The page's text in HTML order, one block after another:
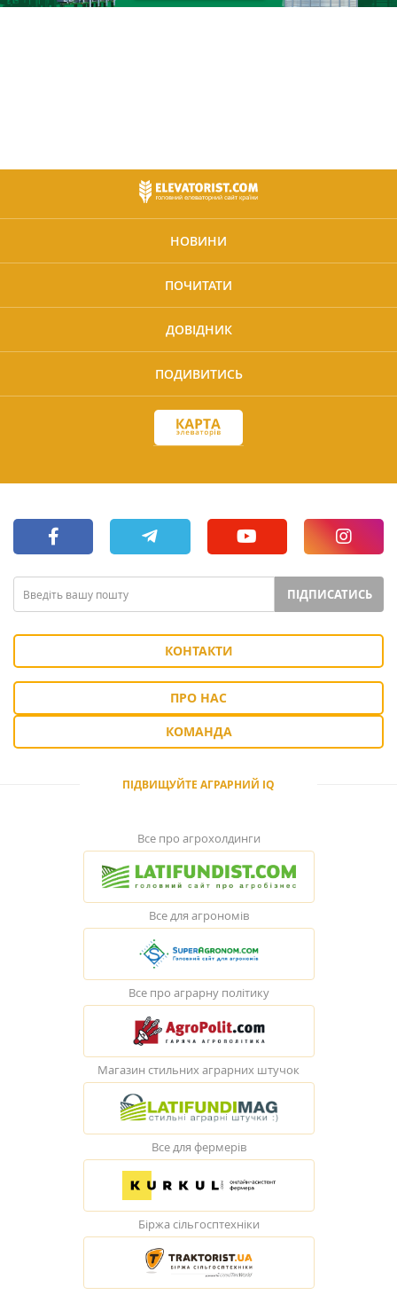
НОВИНИ
ПОЧИТАТИ
ДОВІДНИК
ПОДИВИТИСЬ
ПІДПИСАТИСЬ
КОНТАКТИ
ПРО НАС
КОМАНДА
ПІДВИЩУЙТЕ АГРАРНИЙ IQ
Все про агрохолдинги
Все для агрономів
Все про аграрну політику
Магазин стильних аграрних штучок
Все для фермерів
Біржа сільгосптехніки